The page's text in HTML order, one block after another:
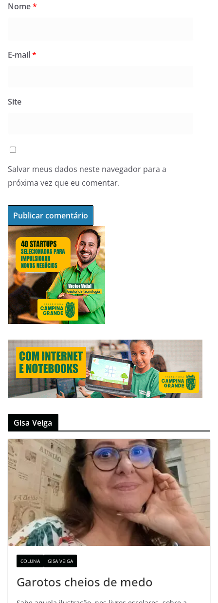
Nome*
E-mail*
Site
Salvar meus dados neste navegador para a
próxima vez que eu comentar.
Gisa Veiga
COLUNA GISA VEIGA
Garotos cheios de medo